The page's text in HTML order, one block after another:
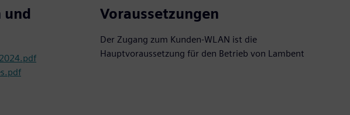
und
Voraussetzungen
Der Zugang zum Kunden-WLAN ist die
Hauptvoraussetzung für den Betrieb von Lambent